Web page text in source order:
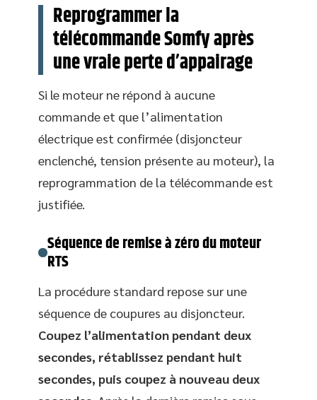
Reprogrammer la
télécommande Somfy après
une vraie perte d’appairage
Si le moteur ne répond à aucune
commande et que l’alimentation
électrique est confirmée (disjoncteur
enclenché, tension présente au moteur), la
reprogrammation de la télécommande est
justifiée.
Séquence de remise à zéro du moteur
RTS
La procédure standard repose sur une
séquence de coupures au disjoncteur.
Coupez l’alimentation pendant deux
secondes, rétablissez pendant huit
secondes, puis coupez à nouveau deux